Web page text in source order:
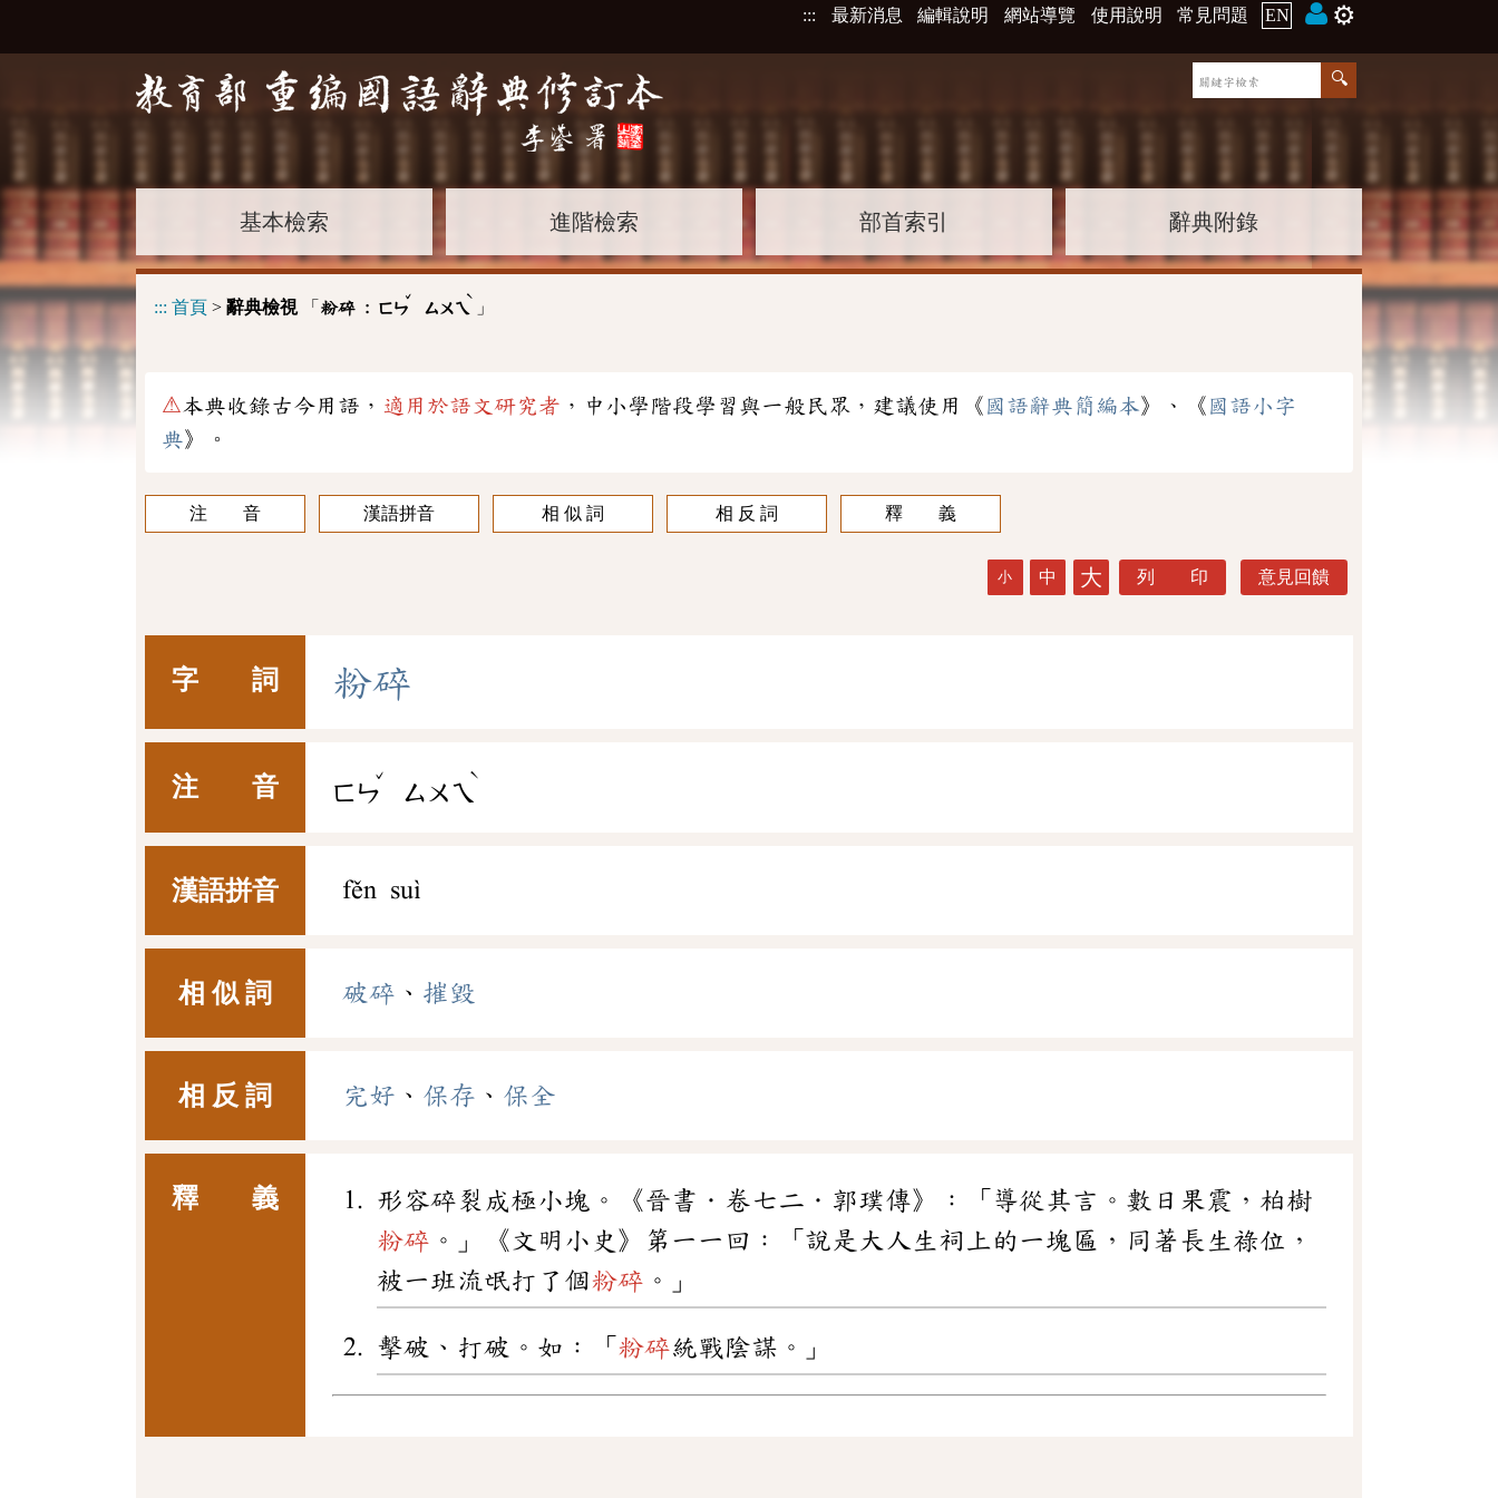
::: 最新消息 編輯說明 網站導覽 使用說明 常見問題 EN ⚙️
基本檢索 進階檢索 部首索引 辭典附錄
::: 首頁 > 辭典檢視「 粉碎 : ㄈㄣ
ˇ
ㄙㄨㄟ
ˋ
」
⚠本典收錄古今用語， 適用於語文研究者 ，中小學階段學習與一般民眾，建議使用《 國語辭典簡編本》、《 國語小字
典》。
注 音 漢語拼音 相 似 詞 相 反 詞 釋 義
小 中 大 列 印 意見回饋
字 詞 粉碎
注 音 ㄈㄣ
ˇ
ㄙㄨㄟ
ˋ
漢語拼音 fěn suì
相 似 詞 破碎 、 摧毀
相 反 詞 完好 、 保存 、 保全
釋 義
形容碎裂成極小塊。《晉書．卷七二．郭璞傳》：「導從其言。數日果震，柏樹
粉碎 。」《文明小史》第一一回：「說是大人生祠上的一塊匾，同著長生祿位，
被一班流氓打了個粉碎 。」
擊破、打破。如：「 粉碎統戰陰謀。」